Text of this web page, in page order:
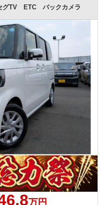
グTV ETC バックカメラ
万円